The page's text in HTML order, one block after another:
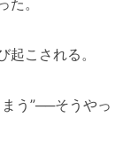
た。
こされる。
う”──そうやっ